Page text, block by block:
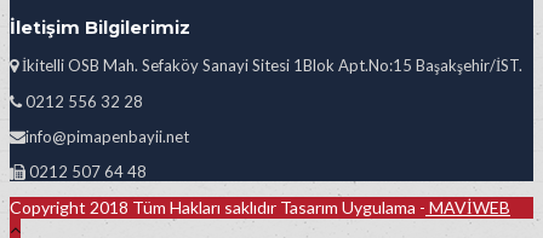
İletişim Bilgilerimiz
İkitelli OSB Mah. Sefaköy Sanayi Sitesi 1Blok Apt.No:15 Başakşehir/İST.
0212 556 32 28
info@pimapenbayii.net
0212 507 64 48
Copyright 2018 Tüm Hakları saklıdır Tasarım Uygulama - MAVİWEB